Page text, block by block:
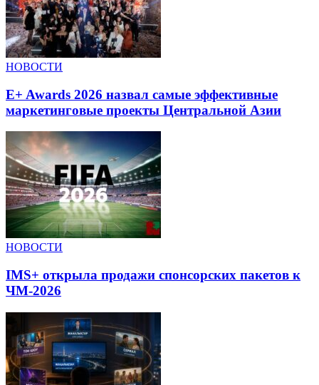
НОВОСТИ
E+ Awards 2026 назвал самые эффективные
маркетинговые проекты Центральной Азии
НОВОСТИ
IMS+ открыла продажи спонсорских пакетов к
ЧМ-2026